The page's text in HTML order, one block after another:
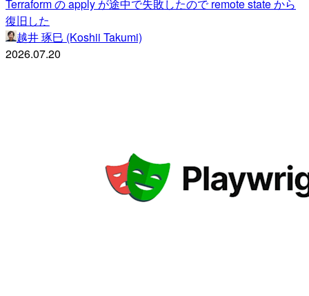
Terraform の apply が途中で失敗したので remote state から
復旧した
越井 琢巳 (Koshii Takumi)
2026.07.20